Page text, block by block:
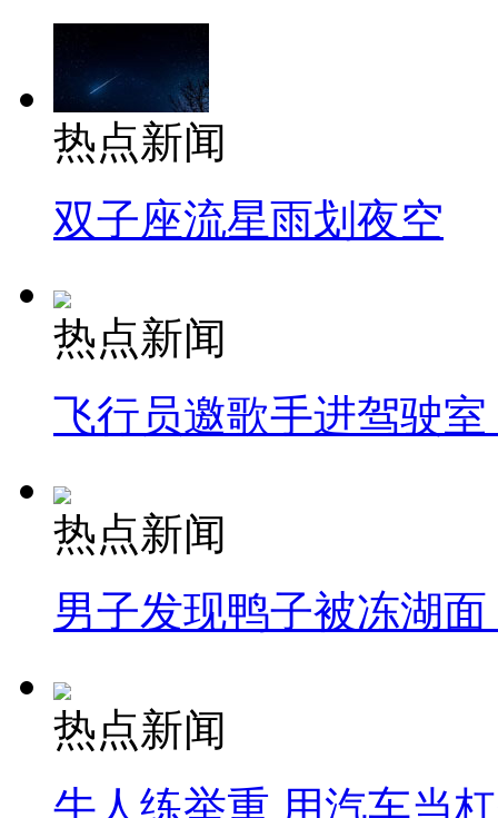
热点新闻
双子座流星雨划夜空
热点新闻
飞行员邀歌手进驾驶
热点新闻
男子发现鸭子被冻湖
热点新闻
牛人练举重 用汽车当